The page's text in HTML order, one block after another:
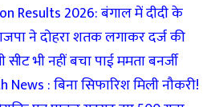
Results 2026: बंगाल में दीदी के
ने दोहरा शतक लगाकर दर्ज की
भी नहीं बचा पाई ममता बनर्जी
: बिना सिफारिश मिली नौकरी!